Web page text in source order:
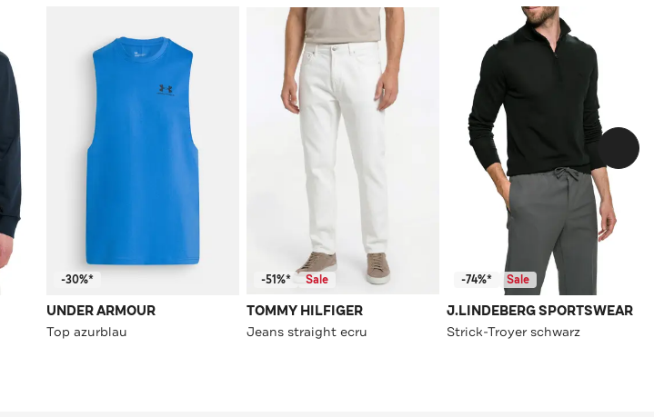
-30%*
UNDER ARMOUR
Top azurblau
-51%* Sale
TOMMY HILFIGER
Jeans straight ecru
-74%* Sale
J.LINDEBERG SPORTSWEAR
Strick-Troyer schwarz